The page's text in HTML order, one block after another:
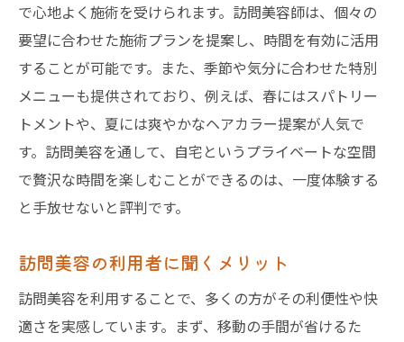
自宅での訪問美容を楽しむポイント
サロン級の訪問美容を自宅で
訪問美容で叶えるプライベートな時間
訪問美容で叶える東京ライフの新しい形
訪問美容が東京生活に与える影響
訪問美容を取り入れた新しい生活スタイル
東京での訪問美容の普及とその背景
東京での訪問美容の今後の展望
訪問美容で実現する健康的な毎日
自宅でサロン体験訪問美容のメリットと注意点
で心地よく施術を受けられます。訪問美容師は、個々の
要望に合わせた施術プランを提案し、時間を有効に活用
することが可能です。また、季節や気分に合わせた特別
メニューも提供されており、例えば、春にはスパトリー
トメントや、夏には爽やかなヘアカラー提案が人気で
す。訪問美容を通して、自宅というプライベートな空間
で贅沢な時間を楽しむことができるのは、一度体験する
と手放せないと評判です。
訪問美容の利用者に聞くメリット
訪問美容を利用することで、多くの方がその利便性や快
適さを実感しています。まず、移動の手間が省けるた